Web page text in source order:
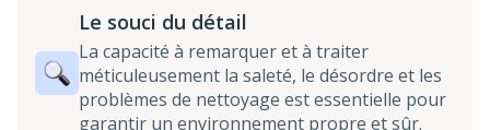
Le souci du détail
La capacité à remarquer et à traiter
méticuleusement la saleté, le désordre et les
problèmes de nettoyage est essentielle pour
garantir un environnement propre et sûr.